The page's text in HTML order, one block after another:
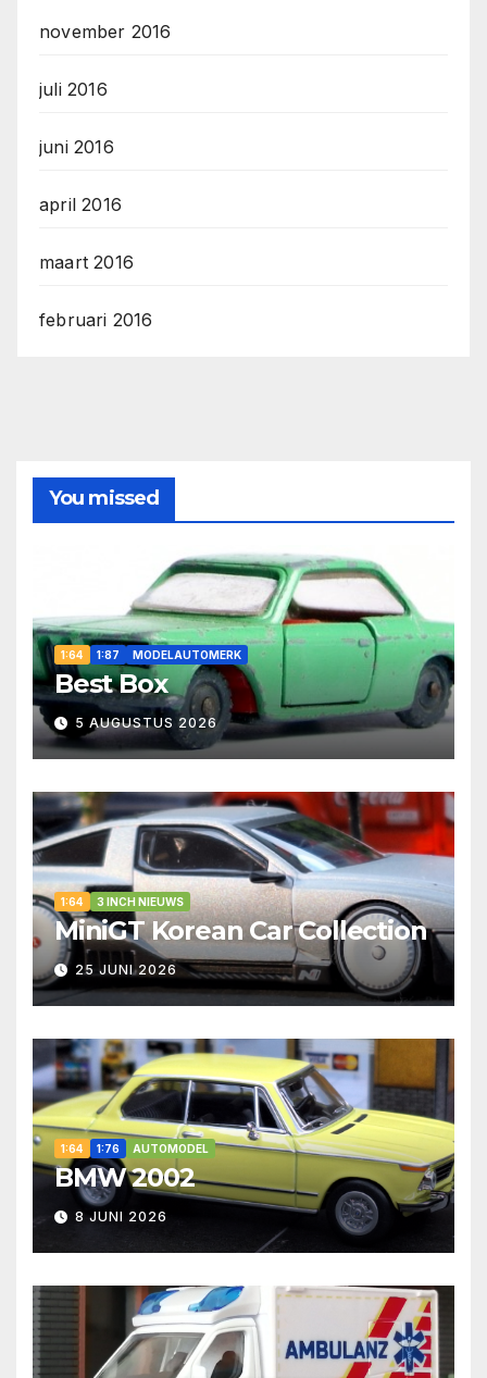
november 2016
juli 2016
juni 2016
april 2016
maart 2016
februari 2016
You missed
1:64 1:87 MODELAUTOMERK
Best Box
5 AUGUSTUS 2026
1:64 3 INCH NIEUWS
MiniGT Korean Car Collection
25 JUNI 2026
1:64 1:76 AUTOMODEL
BMW 2002
8 JUNI 2026